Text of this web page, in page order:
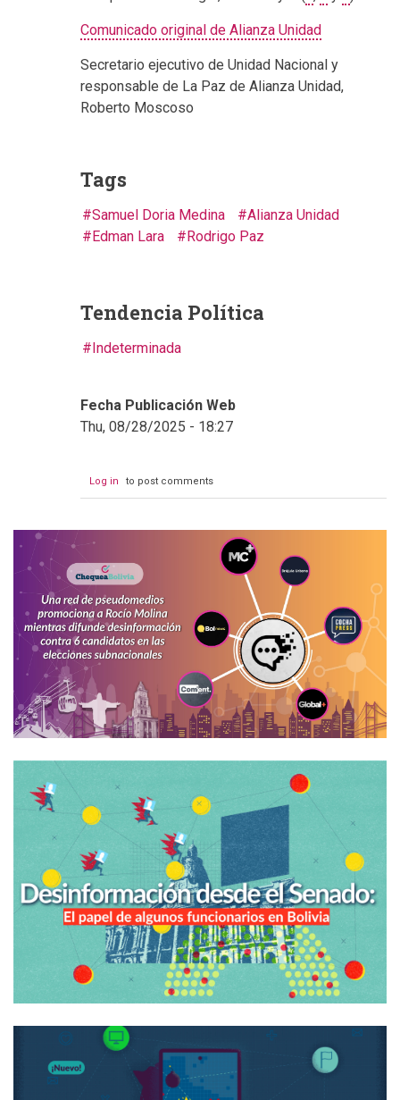
Comunicado original de Alianza Unidad
Secretario ejecutivo de Unidad Nacional y
responsable de La Paz de Alianza Unidad,
Roberto Moscoso
Tags
Samuel Doria Medina
Alianza Unidad
Edman Lara
Rodrigo Paz
Tendencia Política
Indeterminada
Fecha Publicación Web
Thu, 08/28/2025 - 18:27
Log in to post comments